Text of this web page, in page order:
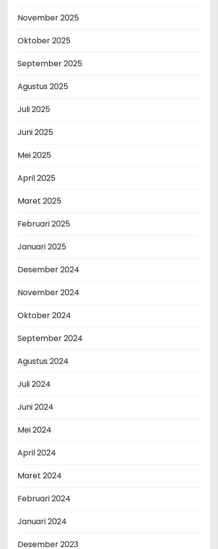
November 2025
Oktober 2025
September 2025
Agustus 2025
Juli 2025
Juni 2025
Mei 2025
April 2025
Maret 2025
Februari 2025
Januari 2025
Desember 2024
November 2024
Oktober 2024
September 2024
Agustus 2024
Juli 2024
Juni 2024
Mei 2024
April 2024
Maret 2024
Februari 2024
Januari 2024
Desember 2023